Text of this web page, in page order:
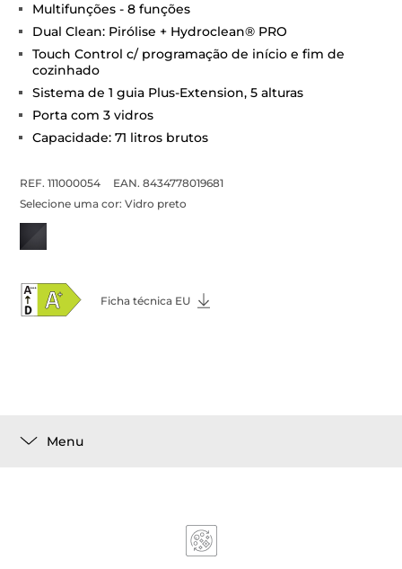
Multifunções - 8 funções
Dual Clean: Pirólise + Hydroclean® PRO
Touch Control c/ programação de início e fim de
cozinhado
Sistema de 1 guia Plus-Extension, 5 alturas
Porta com 3 vidros
Capacidade: 71 litros brutos
REF. 111000054
EAN. 8434778019681
Selecione uma cor:Vidro preto
Ficha técnica EU
Menu